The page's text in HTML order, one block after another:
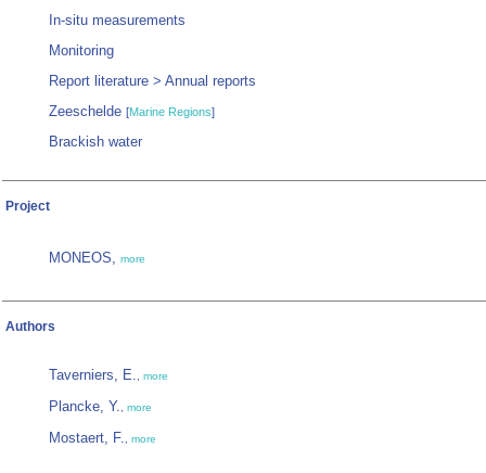
In-situ measurements
Monitoring
Report literature > Annual reports
Zeeschelde [Marine Regions]
Brackish water
Project
MONEOS, more
Authors
Taverniers, E., more
Plancke, Y., more
Mostaert, F., more